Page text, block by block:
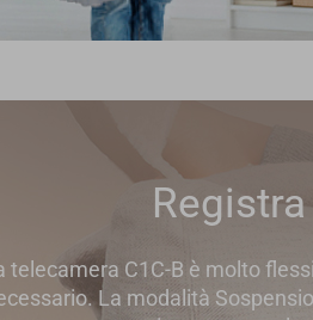
telecamera C1C-B è molto
La modalità